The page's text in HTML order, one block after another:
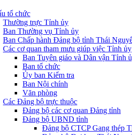
tổ chức
Thường trực Tỉnh ủy
Ban Thường vụ Tỉnh ủy
Ban Chấp hành Đảng bộ tỉnh Thái
Các cơ quan tham mưu giúp việc Tỉnh ủy
Ban Tuyên giáo và Dân vận Tỉnh
Ban tổ chức
Ủy ban Kiểm tra
Ban Nội chính
Văn phòng
Các Đảng bộ trực thuộc
Đảng bộ các cơ quan Đảng tỉnh
Đảng bộ UBND tỉnh
Đảng bộ CTCP Gang thép